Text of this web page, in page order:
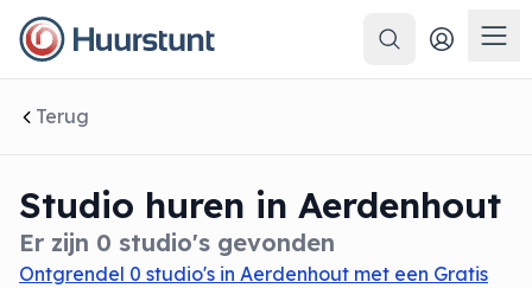
Zoeken
Terug
Studio huren in Aerdenhout
Er zijn 0 studio's gevonden
Ontgrendel 0 studio's in Aerdenhout met een Gratis
sluiten